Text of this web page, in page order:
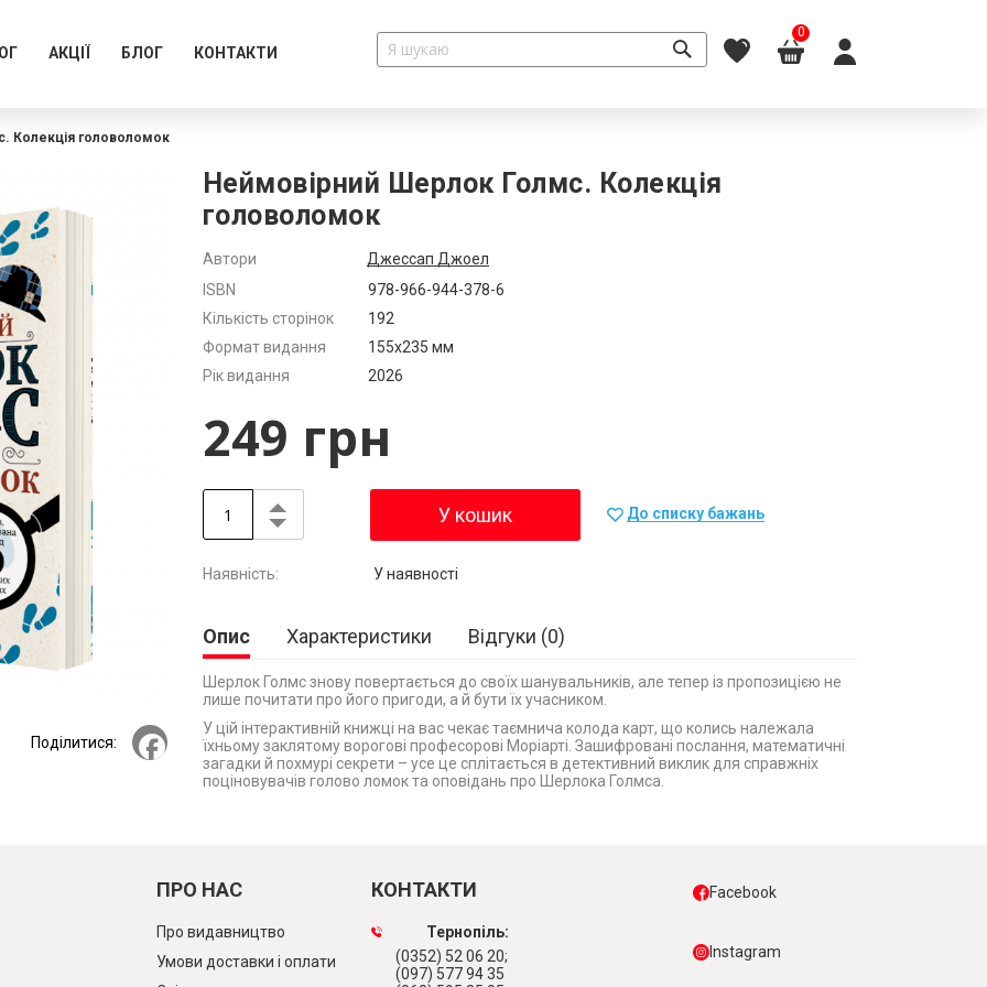
АКЦІЇ БЛОГ КОНТАКТИ
0
Колекція головоломок
Неймовірний Шерлок Голмс. Колекція
головоломок
Автори
Джессап Джоел
Додатково
ISBN
978-966-944-378-6
Кількість сторінок
192
Формат видання
155x235 мм
Рік видання
2026
249 грн
У кошик До списку бажань
У наявності
Опис
Шерлок Голмс знову повертається до своїх шанувальників, але тепер із пропозицією не
лише почитати про його пригоди, а й бути їх учасником.
У цій інтерактивній книжці на вас чекає таємнича колода карт, що колись належала
їхньому заклятому ворогові професорові Моріарті. Зашифровані послання, математичні
загадки й похмурі секрети – усе це сплітається в детективний виклик для справжніх
поціновувачів голово ломок та оповідань про Шерлока Голмса.
Характеристики Відгуки 0
Поділитися: Facebook
ПРО НАС
Про видавництво
Умови доставки і оплати
КОНТАКТИ
Тернопіль:
(0352) 52 06 20;
(097) 577 94 35
Facebook
Instagram